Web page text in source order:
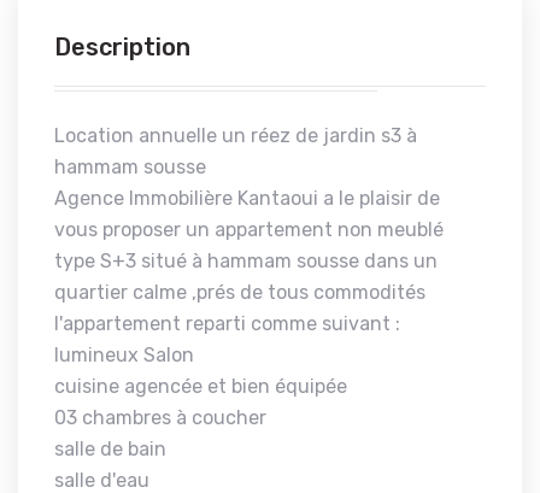
Description
Location annuelle un réez de jardin s3 à
hammam sousse
Agence Immobilière Kantaoui a le plaisir de
vous proposer un appartement non meublé
type S+3 situé à hammam sousse dans un
quartier calme ,prés de tous commodités
l'appartement reparti comme suivant :
lumineux Salon
cuisine agencée et bien équipée
03 chambres à coucher
salle de bain
salle d'eau